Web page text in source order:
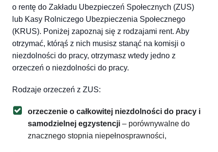
o rentę do Zakładu Ubezpieczeń Społecznych (ZUS)
lub Kasy Rolniczego Ubezpieczenia Społecznego
(KRUS). Poniżej zapoznaj się z rodzajami rent. Aby
otrzymać, którąś z nich musisz stanąć na komisji o
niezdolności do pracy, otrzymasz wtedy jedno z
orzeczeń o niezdolności do pracy.
Rodzaje orzeczeń z ZUS:
orzeczenie o całkowitej niezdolności do pracy i
samodzielnej egzystencji – porównywalne do
znacznego stopnia niepełnosprawności,